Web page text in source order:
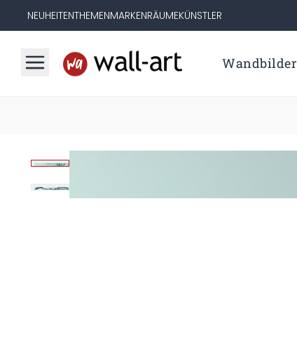
NEUHEITENTHEMENMARKENRÄUMEKÜNSTLER
Wandbilder